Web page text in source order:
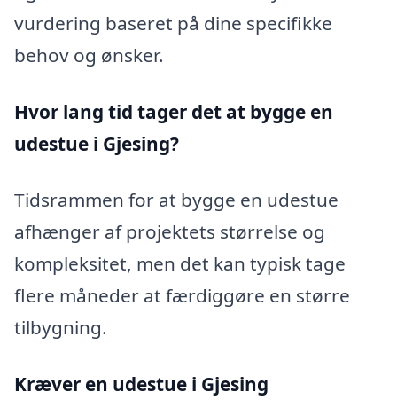
vurdering baseret på dine specifikke
behov og ønsker.
Hvor lang tid tager det at bygge en
udestue i Gjesing?
Tidsrammen for at bygge en udestue
afhænger af projektets størrelse og
kompleksitet, men det kan typisk tage
flere måneder at færdiggøre en større
tilbygning.
Kræver en udestue i Gjesing